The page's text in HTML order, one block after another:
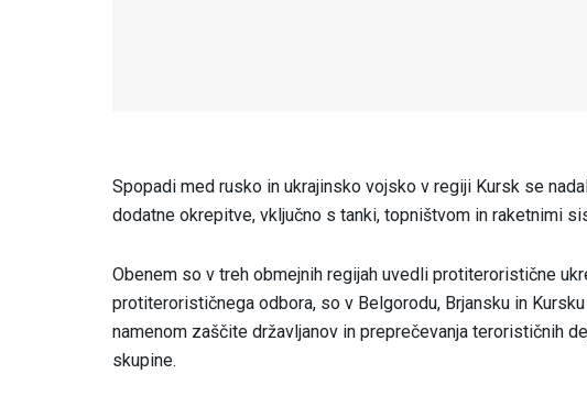
Spopadi med rusko in ukrajinsko vojsko v regiji Kursk se
dodatne okrepitve, vključno s tanki, topništvom in raketnimi
Obenem so v treh obmejnih regijah uvedli protiteroristične
protiterorističnega odbora, so v Belgorodu, Brjansku in
namenom zaščite državljanov in preprečevanja terorističnih
skupine.